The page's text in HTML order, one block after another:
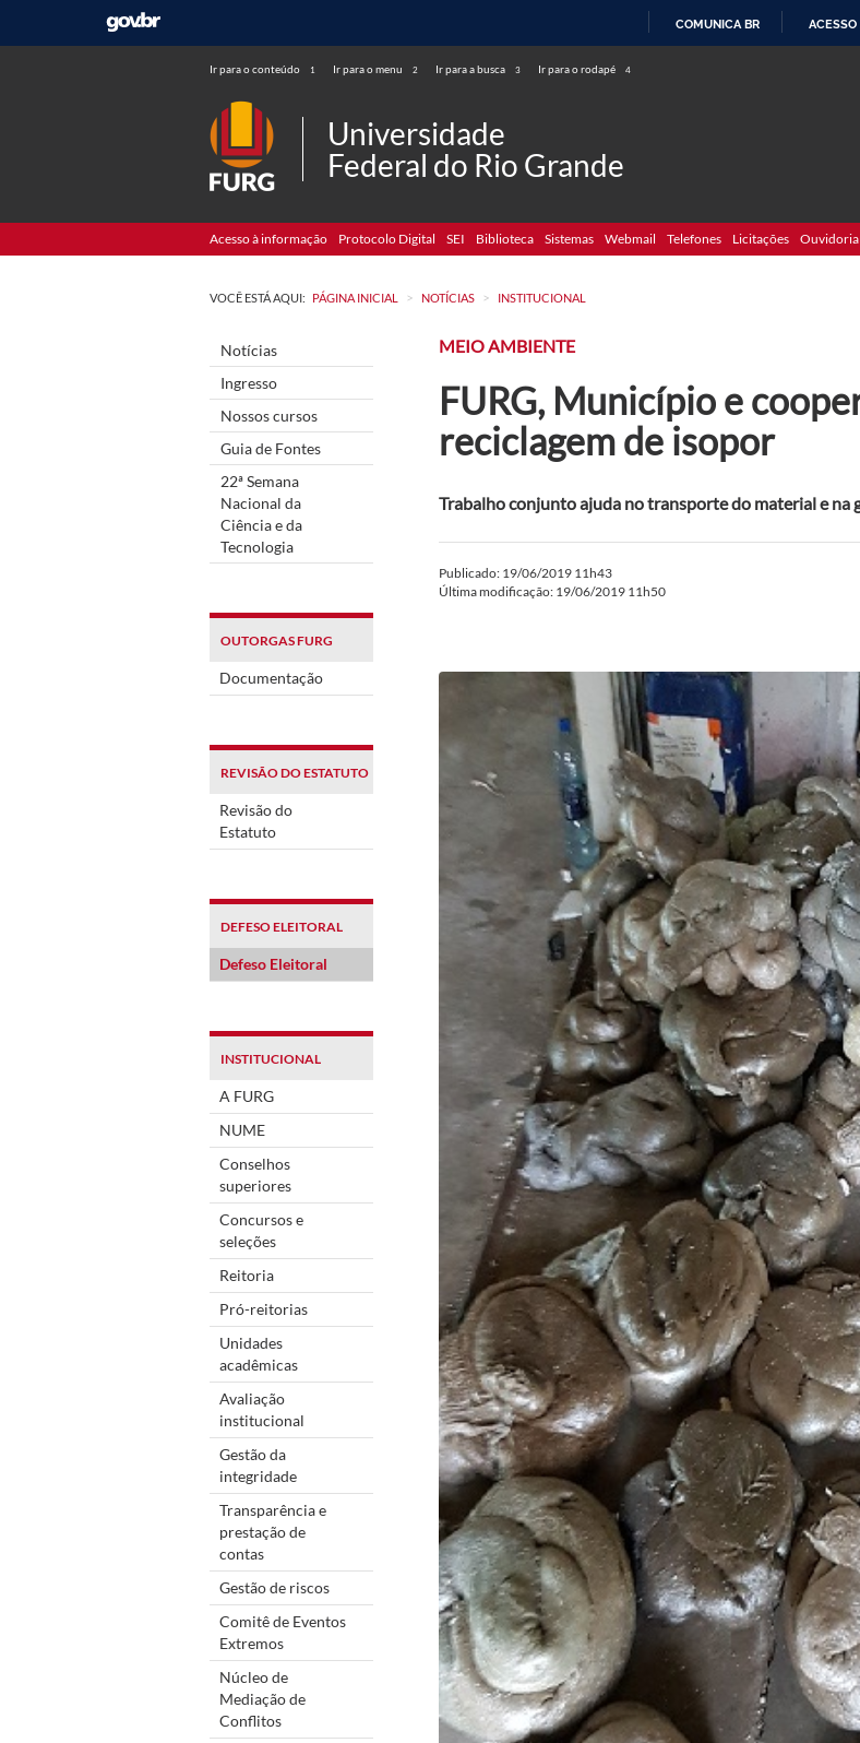
COMUNICA BR
Ir para o conteúdo 1 Ir para o menu 2 Ir para a busca 3 Ir para o rodapé 4
Universidade
Federal do Rio Grande
Acesso à informação Protocolo Digital SEI Biblioteca Sistemas Webmail Telefones Licitações Ouvidoria
VOCÊ ESTÁ AQUI: PÁGINA INICIAL > NOTÍCIAS > INSTITUCIONAL
Notícias
Ingresso
Nossos cursos
Guia de Fontes
22ª Semana
Nacional da
Ciência e da
Tecnologia
OUTORGAS FURG
Documentação
REVISÃO DO ESTATUTO
Revisão do
Estatuto
DEFESO ELEITORAL
Defeso Eleitoral
INSTITUCIONAL
A FURG
NUME
Conselhos
superiores
Concursos e
seleções
Reitoria
Pró-reitorias
Unidades
acadêmicas
Avaliação
institucional
Gestão da
integridade
Transparência e
prestação de
contas
Gestão de riscos
Comitê de Eventos
Extremos
Núcleo de
Mediação de
Conflitos
MEIO AMBIENTE
FURG, Município e
reciclagem de isopor
Trabalho conjunto ajuda no transporte do material e na
Publicado: 19/06/2019 11h43
Última modificação: 19/06/2019 11h50